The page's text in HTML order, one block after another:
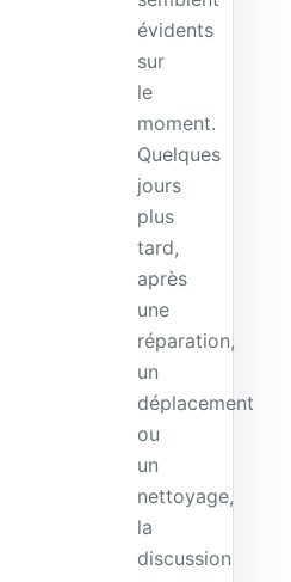
évidents
sur
le
moment.
Quelques
jours
plus
tard,
après
une
réparation,
un
déplacement
ou
un
nettoyage,
la
discussion